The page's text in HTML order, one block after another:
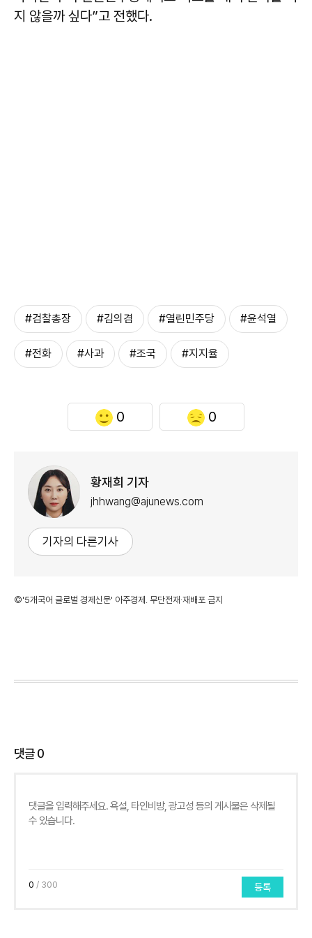
지 않을까 싶다”고 전했다.
#검찰총장 #김의겸 #열린민주당 #윤석열
#전화 #사과 #조국 #지지율
0 0
황재희 기자
jhhwang@ajunews.com
기자의 다른기사
©'5개국어 글로벌 경제신문' 아주경제. 무단전재·재배포 금지
댓글0
0 / 300 등록